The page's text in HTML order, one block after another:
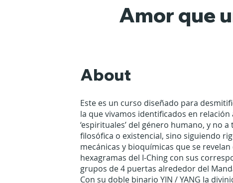
Amor que
About
Este es un curso diseñado para
la que vivamos identificados en relación
‘espirituales’ del género humano, y no
filosófica o existencial, sino siguiendo
mecánicas y bioquímicas que se
hexagramas del I-Ching con sus
grupos de 4 puertas alrededor del
Con su doble binario YIN / YANG la